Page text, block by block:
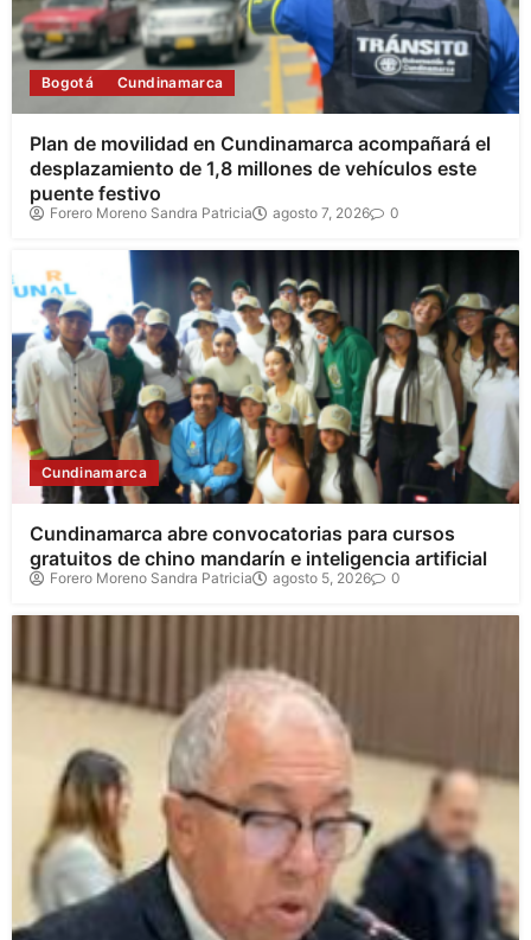
Bogotá Cundinamarca
Plan de movilidad en Cundinamarca acompañará el
desplazamiento de 1,8 millones de vehículos este
puente festivo
Forero Moreno Sandra Patricia agosto 7, 2026 0
Cundinamarca
Cundinamarca abre convocatorias para cursos
gratuitos de chino mandarín e inteligencia artificial
Forero Moreno Sandra Patricia agosto 5, 2026 0